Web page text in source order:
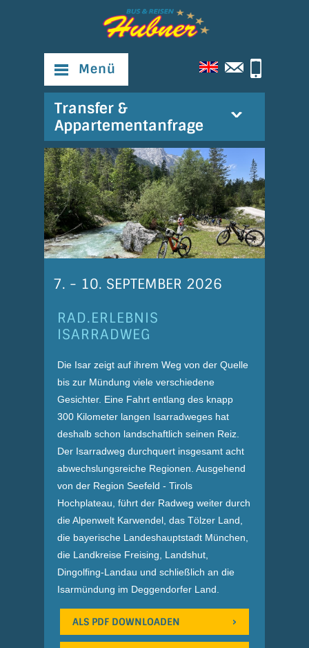
Menü
Transfer &
Appartementanfrage
7. - 10. SEPTEMBER 2026
RAD.ERLEBNIS
ISARRADWEG
Die Isar zeigt auf ihrem Weg von der Quelle
bis zur Mündung viele verschiedene
Gesichter. Eine Fahrt entlang des knapp
300 Kilometer langen Isarradweges hat
deshalb schon landschaftlich seinen Reiz.
Der Isarradweg durchquert insgesamt acht
abwechslungsreiche Regionen. Ausgehend
von der Region Seefeld - Tirols
Hochplateau, führt der Radweg weiter durch
die Alpenwelt Karwendel, das Tölzer Land,
die bayerische Landeshauptstadt München,
die Landkreise Freising, Landshut,
Dingolfing-Landau und schließlich an die
Isarmündung im Deggendorfer Land.
ALS PDF DOWNLOADEN